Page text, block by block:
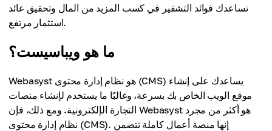
تساعدك فوائد التشفير في كسب المزيد من المال وتحقيق عائد
استثمار مرتفع.
ما هو ويباسيست؟
Webasyst هو نظام إدارة محتوى (CMS) يساعدك على إنشاء
موقع الويب الخاص بك بسرعة، وغالبًا ما يستخدم لإنشاء منصات
التجارة الإلكترونية. ومع ذلك، فإن Webasyst هو أكثر من مجرد
نظام إدارة محتوى (CMS). إنها منصة أعمال كاملة تتضمن